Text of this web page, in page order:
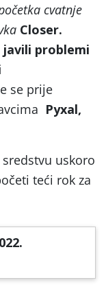
cvatnje
Closer.
javili problemi
se prije
Pyxal,
uskoro
teći rok za